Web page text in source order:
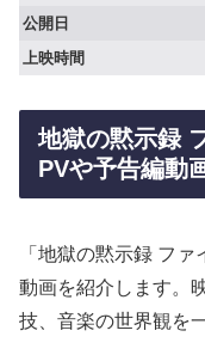
公開日
上映時間
地獄の黙示録
PVや予告編動
「地獄の黙示録 フ
動画を紹介します。
技、音楽の世界観を